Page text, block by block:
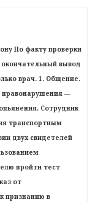
По факту проверки
вывод
врач. 1. Общение.
правонарушения —
Сотрудник
транспортным
двух свидетелей
пройти тест
от
признанию в